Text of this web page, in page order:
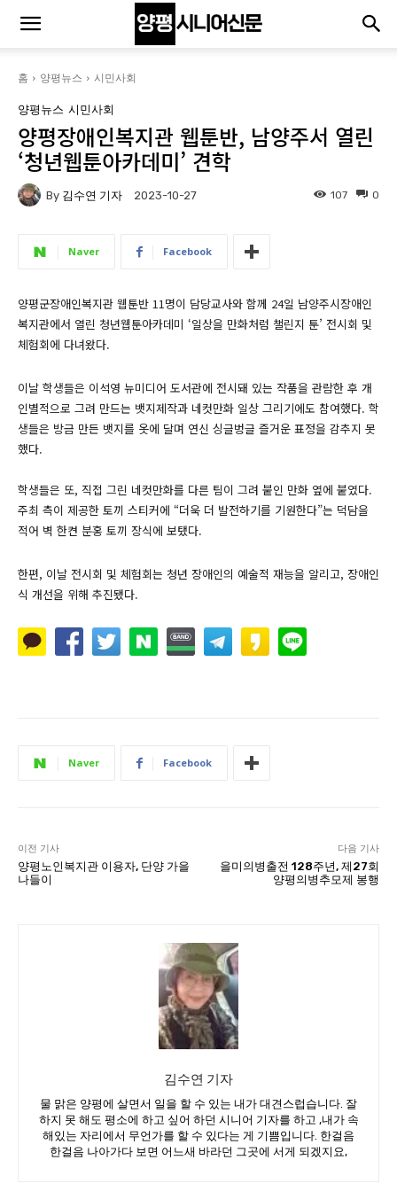
홈 양평뉴스 시민사회
양평뉴스 시민사회
양평장애인복지관 웹툰반, 남양주서 열린
‘청년웹툰아카데미’ 견학
By 김수연 기자 2023-10-27 0
107
Naver Facebook
양평군장애인복지관 웹툰반 11명이 담당교사와 함께 24일 남양주시장애인
복지관에서 열린 청년웹툰아카데미 ‘일상을 만화처럼 챌린지 툰’ 전시회 및
체험회에 다녀왔다.
이날 학생들은 이석영 뉴미디어 도서관에 전시돼 있는 작품을 관람한 후 개
인별적으로 그려 만드는 뱃지제작과 네컷만화 일상 그리기에도 참여했다. 학
생들은 방금 만든 뱃지를 옷에 달며 연신 싱글벙글 즐거운 표정을 감추지 못
했다.
학생들은 또, 직접 그린 네컷만화를 다른 팀이 그려 붙인 만화 옆에 붙였다.
주최 측이 제공한 토끼 스티커에 “더욱 더 발전하기를 기원한다”는 덕담을
적어 벽 한켠 분홍 토끼 장식에 보탰다.
한편, 이날 전시회 및 체험회는 청년 장애인의 예술적 재능을 알리고, 장애인
식 개선을 위해 추진됐다.
Naver Facebook
이전 기사
양평노인복지관 이용자, 단양 가을
나들이
다음 기사
을미의병출전 128주년, 제27회
양평의병추모제 봉행
김수연 기자
물 맑은 양평에 살면서 일을 할 수 있는 내가 대견스럽습니다. 잘
하지 못 해도 평소에 하고 싶어 하던 시니어 기자를 하고 ,내가 속
해있는 자리에서 무언가를 할 수 있다는 게 기쁨입니다. 한걸음
한걸음 나아가다 보면 어느새 바라던 그곳에 서게 되겠지요,